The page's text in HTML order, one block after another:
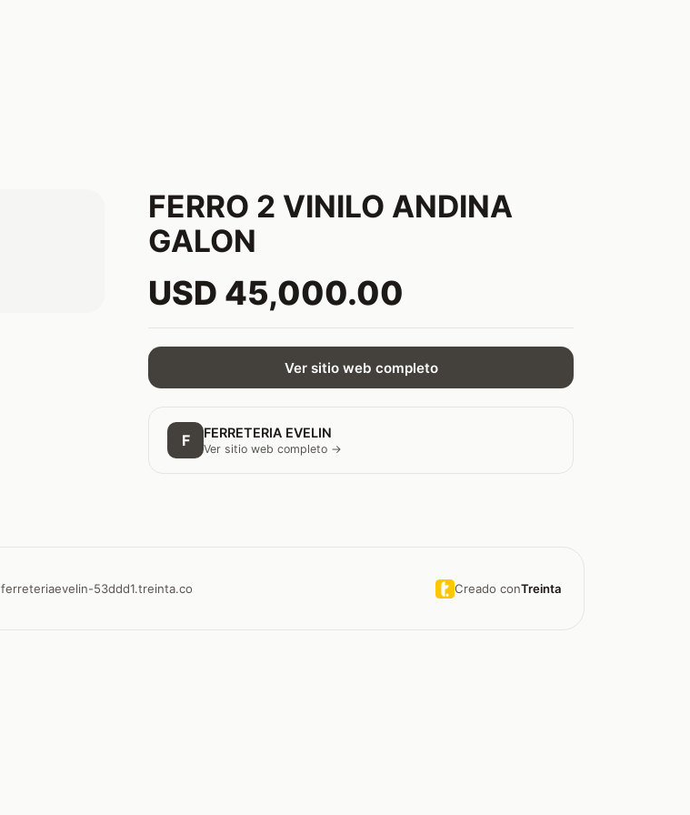
FERRO 2 VINILO ANDINA
GALON
USD 45,000.00
Ver sitio web completo
F FERRETERIA EVELIN
Ver sitio web completo →
ferreteriaevelin-53ddd1.treinta.co Creado conTreinta